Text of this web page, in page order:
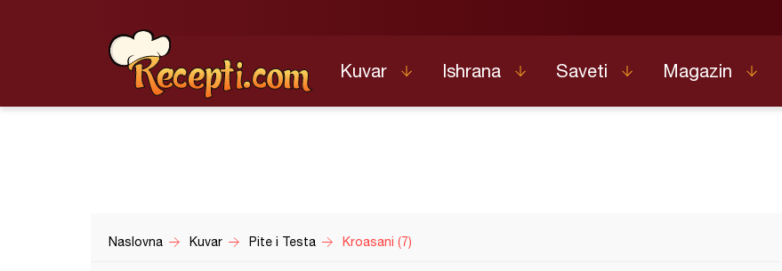
Kuvar Ishrana Saveti Magazin
Naslovna Kuvar Pite i Testa Kroasani (7)